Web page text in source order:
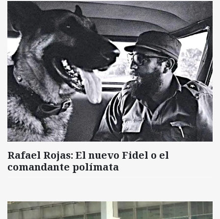
Rafael Rojas: El nuevo Fidel o el
comandante polímata